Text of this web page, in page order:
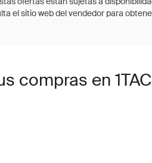
compras en 1TAC